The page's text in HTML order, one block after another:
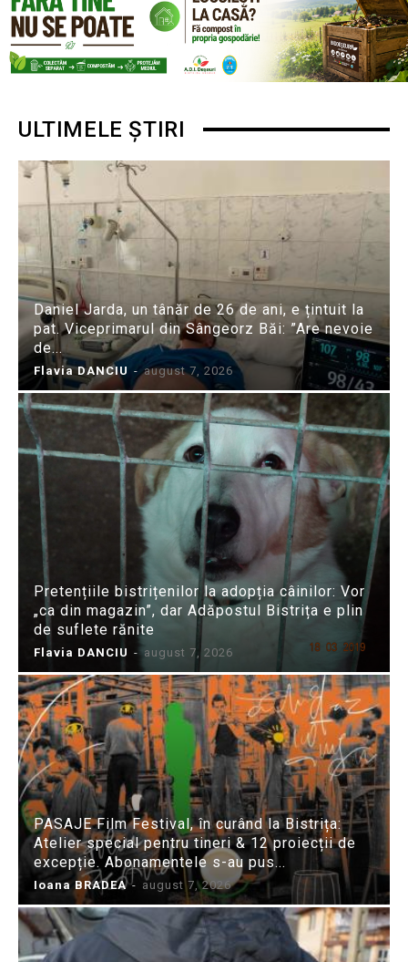
ULTIMELE ȘTIRI
Daniel Jarda, un tânăr de 26 de ani, e țintuit la
pat. Viceprimarul din Sângeorz Băi: ”Are nevoie
de...
Flavia DANCIU - august 7, 2026
Pretențiile bistrițenilor la adopția câinilor: Vor
„ca din magazin”, dar Adăpostul Bistrița e plin
de suflete rănite
Flavia DANCIU - august 7, 2026
PASAJE Film Festival, în curând la Bistrița:
Atelier special pentru tineri & 12 proiecții de
excepție. Abonamentele s-au pus...
Ioana BRADEA - august 7, 2026